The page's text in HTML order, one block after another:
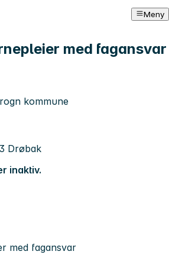
Meny
med fagansvar
kommune
Drøbak
inaktiv.
med fagansvar